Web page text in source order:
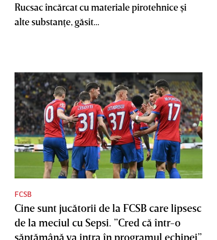
Rucsac încărcat cu materiale pirotehnice şi
alte substanţe, găsit...
FCSB
Cine sunt jucătorii de la FCSB care lipsesc
de la meciul cu Sepsi. ”Cred că într-o
săptămână va intra în programul echipei”